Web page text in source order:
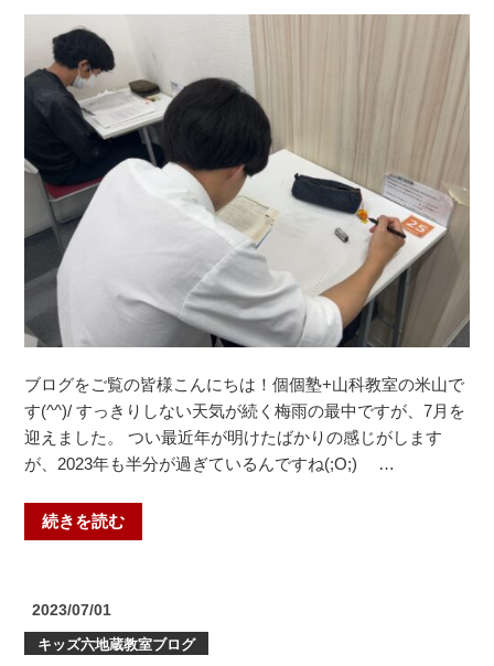
ブログをご覧の皆様こんにちは！個個塾+山科教室の米山で
す(^^)/ すっきりしない天気が続く梅雨の最中ですが、7月を
迎えました。 つい最近年が明けたばかりの感じがします
が、2023年も半分が過ぎているんですね(;O;) …
“【期
末
中
続きを読む
投
日:
2023/07/01
キッズ六地蔵教室ブログ